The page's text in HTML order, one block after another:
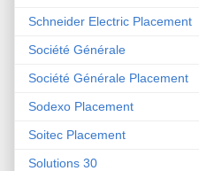
Schneider Electric Placement
Société Générale
Société Générale Placement
Sodexo Placement
Soitec Placement
Solutions 30